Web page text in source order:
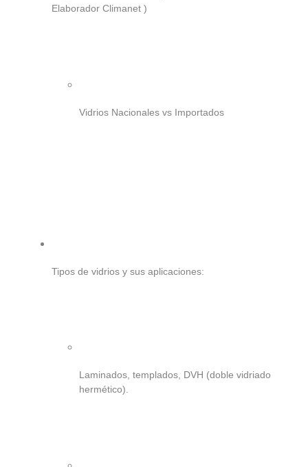
Elaborador Climanet )
Vidrios Nacionales vs Importados
Tipos de vidrios y sus aplicaciones:
Laminados, templados, DVH (doble vidriado
hermético).